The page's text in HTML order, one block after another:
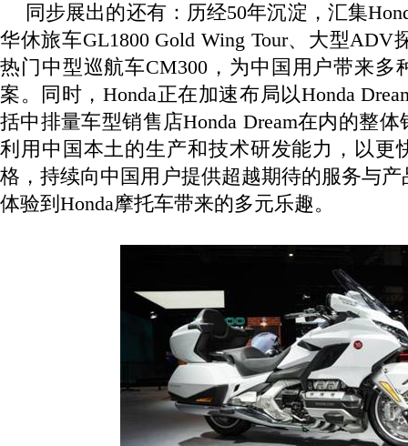
同步展出的还有：历经50年沉淀，汇集
华休旅车GL1800 Gold Wing Tour、大型ADV
热门中型巡航车CM300 ，为中国用户带来
案。同时， Honda正在加速布局以Honda
括中排量车型销售店Honda Dream在内的整体
利用中国本土的生产和技术研发能力，以更
格，持续向中国用户提供超越期待的服务与
体验到 Honda摩托车带来的多元乐趣。